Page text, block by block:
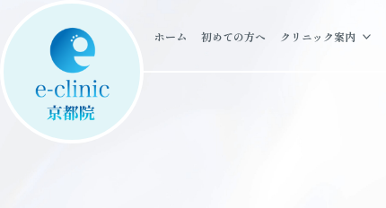
ホーム 初めての方へ クリニック案内